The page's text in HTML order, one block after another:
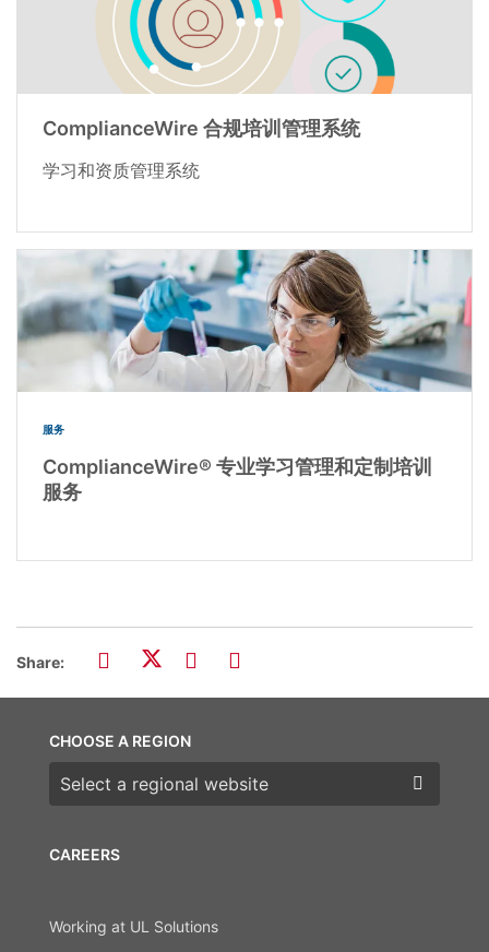
ComplianceWire 合规培训管理系统
学习和资质管理系统
服务
ComplianceWire® 专业学习管理和定制培训
服务
Share:
CAREERS
Working at UL Solutions
CHOOSE A REGION
Choose a region